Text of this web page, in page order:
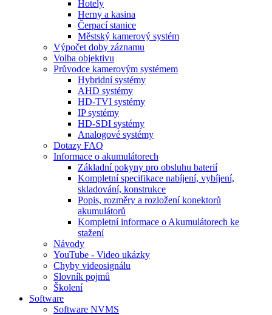
Hotely
Herny a kasina
Čerpací stanice
Městský kamerový systém
Výpočet doby záznamu
Volba objektivu
Průvodce kamerovým systémem
Hybridní systémy
AHD systémy
HD-TVI systémy
IP systémy
HD-SDI systémy
Analogové systémy
Dotazy FAQ
Informace o akumulátorech
Základní pokyny pro obsluhu baterií
Kompletní specifikace nabíjení, vybíjení,
skladování, konstrukce
Popis, rozměry a rozložení konektorů
akumulátorů
Kompletní informace o Akumulátorech ke
stažení
Návody
YouTube - Video ukázky
Chyby videosignálu
Slovník pojmů
Školení
Software
Software NVMS